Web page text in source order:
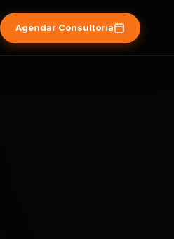
Agendar Consultoría